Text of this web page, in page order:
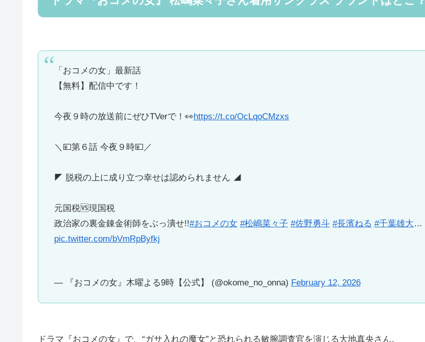
「おコメの女」最新話
【無料】配信中です！
今夜９時の放送前にぜひTVerで！👀https://t.co/OcLqoCMzxs
＼💴第６話 今夜９時💴／
◤ 脱税の上に成り立つ幸せは認められません ◢
元国税🆚現国税
政治家の裏金錬金術師をぶっ潰せ!!#おコメの女 #松嶋菜々子 #佐野勇斗 #長濱ねる #千葉雄大…
pic.twitter.com/bVmRpByfkj
— 『おコメの女』木曜よる9時【公式】 (@okome_no_onna) February 12, 2026
ドラマ『おコメの女』で、“ガサ入れの魔女”と恐れられる敏腕調査官を演じる大地真央さん。